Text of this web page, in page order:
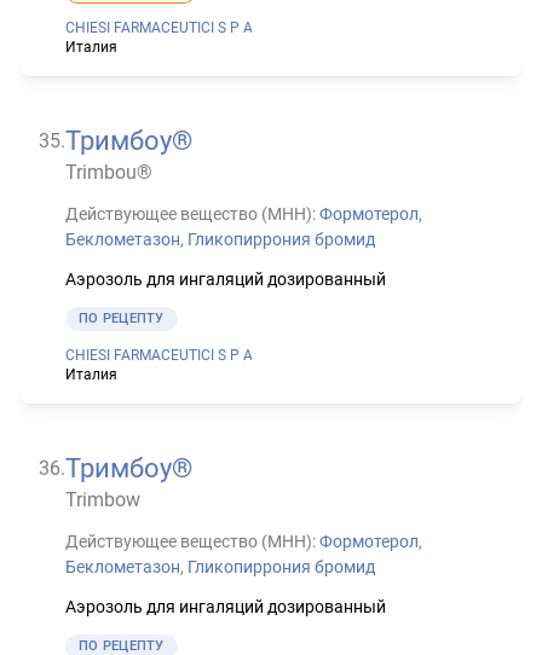
CHIESI FARMACEUTICI S P A
Италия
35.Тримбоу®
Trimbou®
Действующее вещество (МНН):Формотерол,
Беклометазон, Гликопиррония бромид
Аэрозоль для ингаляций дозированный
ПО РЕЦЕПТУ
CHIESI FARMACEUTICI S P A
Италия
36.Тримбоу®
Trimbow
Действующее вещество (МНН):Формотерол,
Беклометазон, Гликопиррония бромид
Аэрозоль для ингаляций дозированный
ПО РЕЦЕПТУ